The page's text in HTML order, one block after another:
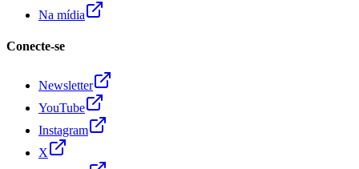
Na mídia
Conecte-se
Newsletter
YouTube
Instagram
X